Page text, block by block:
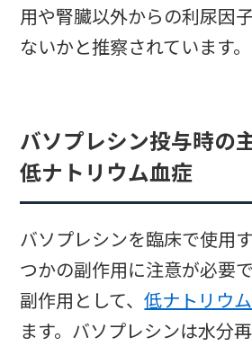
用や腎臓以外からの利尿因
ないかと推察されています。
バソプレシン投与時の
低ナトリウム血症
バソプレシンを臨床で使用
つかの副作用に注意が必要
副作用として、低ナトリウ
ます。バソプレシンは水分